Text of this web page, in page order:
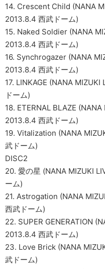
14. Crescent Child (NANA
2013.8.4 西武ドーム)
15. Naked Soldier (NANA
2013.8.4 西武ドーム)
16. Synchrogazer (NANA
2013.8.4 西武ドーム)
17. LINKAGE (NANA
ドーム)
18. ETERNAL BLAZE
2013.8.4 西武ドーム)
19. Vitalization (NANA
武ドーム)
DISC2
20. 愛の星 (NANA MIZUKI
ーム)
21. Astrogation (NANA
西武ドーム)
22. SUPER GENERATION
2013.8.4 西武ドーム)
23. Love Brick (NANA
武ドーム)